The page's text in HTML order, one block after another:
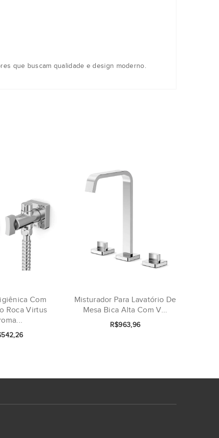
que buscam qualidade e design moderno.
Com
Roca Virtus
Misturador Para Lavatório De
Mesa Bica Alta Com V...
R$963,96